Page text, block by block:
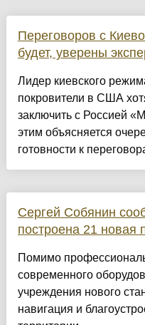
Переговоров с
будет, уверены
Лидер киевского
покровители в США
заключить с Россией
этим объясняется
готовности к
Сергей Собянин
построена 21 новая
Помимо
современного
учреждения нового
навигация и